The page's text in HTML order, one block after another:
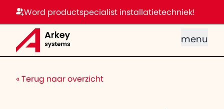
Word productspecialist installatietechniek!
menu
« Terug naar overzicht